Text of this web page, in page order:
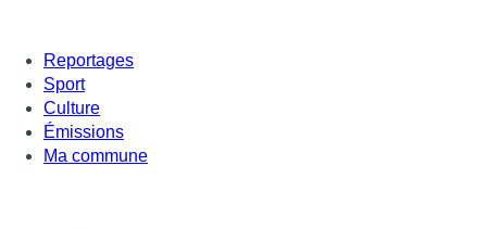
Reportages
Sport
Culture
Émissions
Ma commune